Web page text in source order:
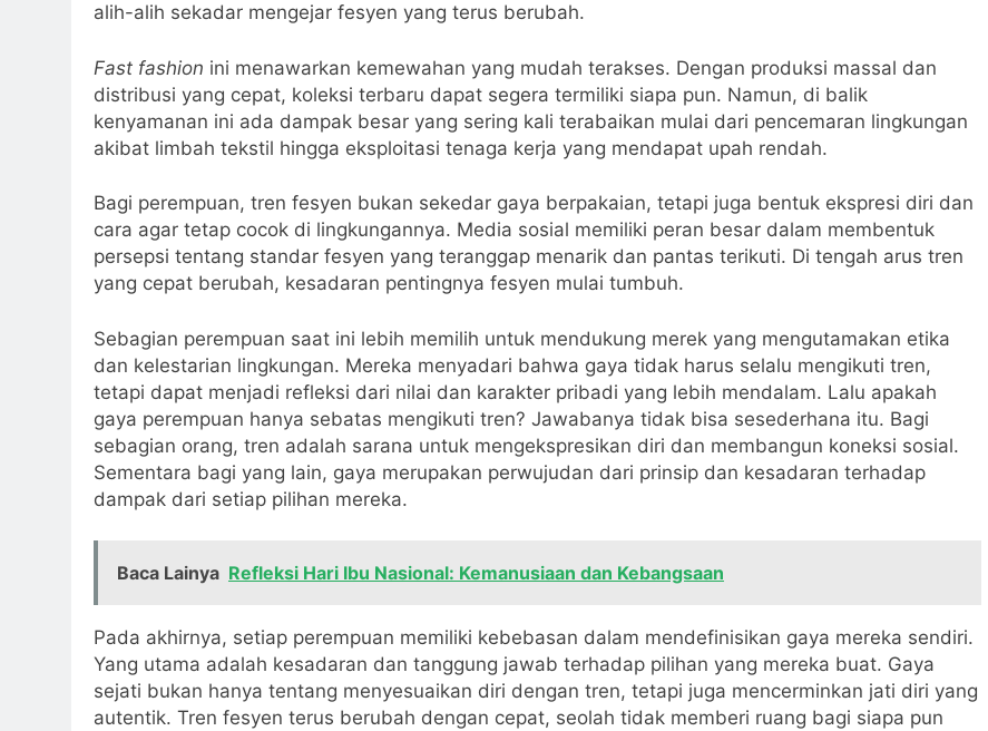
alih-alih sekadar mengejar fesyen yang terus berubah.
Fast fashion ini menawarkan kemewahan yang mudah terakses. Dengan produksi massal dan
distribusi yang cepat, koleksi terbaru dapat segera termiliki siapa pun. Namun, di balik
kenyamanan ini ada dampak besar yang sering kali terabaikan mulai dari pencemaran lingkungan
akibat limbah tekstil hingga eksploitasi tenaga kerja yang mendapat upah rendah.
Bagi perempuan, tren fesyen bukan sekedar gaya berpakaian, tetapi juga bentuk ekspresi diri dan
cara agar tetap cocok di lingkungannya. Media sosial memiliki peran besar dalam membentuk
persepsi tentang standar fesyen yang teranggap menarik dan pantas terikuti. Di tengah arus tren
yang cepat berubah, kesadaran pentingnya fesyen mulai tumbuh.
Sebagian perempuan saat ini lebih memilih untuk mendukung merek yang mengutamakan etika
dan kelestarian lingkungan. Mereka menyadari bahwa gaya tidak harus selalu mengikuti tren,
tetapi dapat menjadi refleksi dari nilai dan karakter pribadi yang lebih mendalam. Lalu apakah
gaya perempuan hanya sebatas mengikuti tren? Jawabanya tidak bisa sesederhana itu. Bagi
sebagian orang, tren adalah sarana untuk mengekspresikan diri dan membangun koneksi sosial.
Sementara bagi yang lain, gaya merupakan perwujudan dari prinsip dan kesadaran terhadap
dampak dari setiap pilihan mereka.
Baca Lainya Refleksi Hari Ibu Nasional: Kemanusiaan dan Kebangsaan
Pada akhirnya, setiap perempuan memiliki kebebasan dalam mendefinisikan gaya mereka sendiri.
Yang utama adalah kesadaran dan tanggung jawab terhadap pilihan yang mereka buat. Gaya
sejati bukan hanya tentang menyesuaikan diri dengan tren, tetapi juga mencerminkan jati diri yang
autentik. Tren fesyen terus berubah dengan cepat, seolah tidak memberi ruang bagi siapa pun